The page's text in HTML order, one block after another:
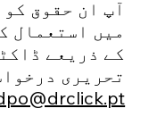
آپ ان حقوق
میں استعمال
کے ذریعے
تحریری